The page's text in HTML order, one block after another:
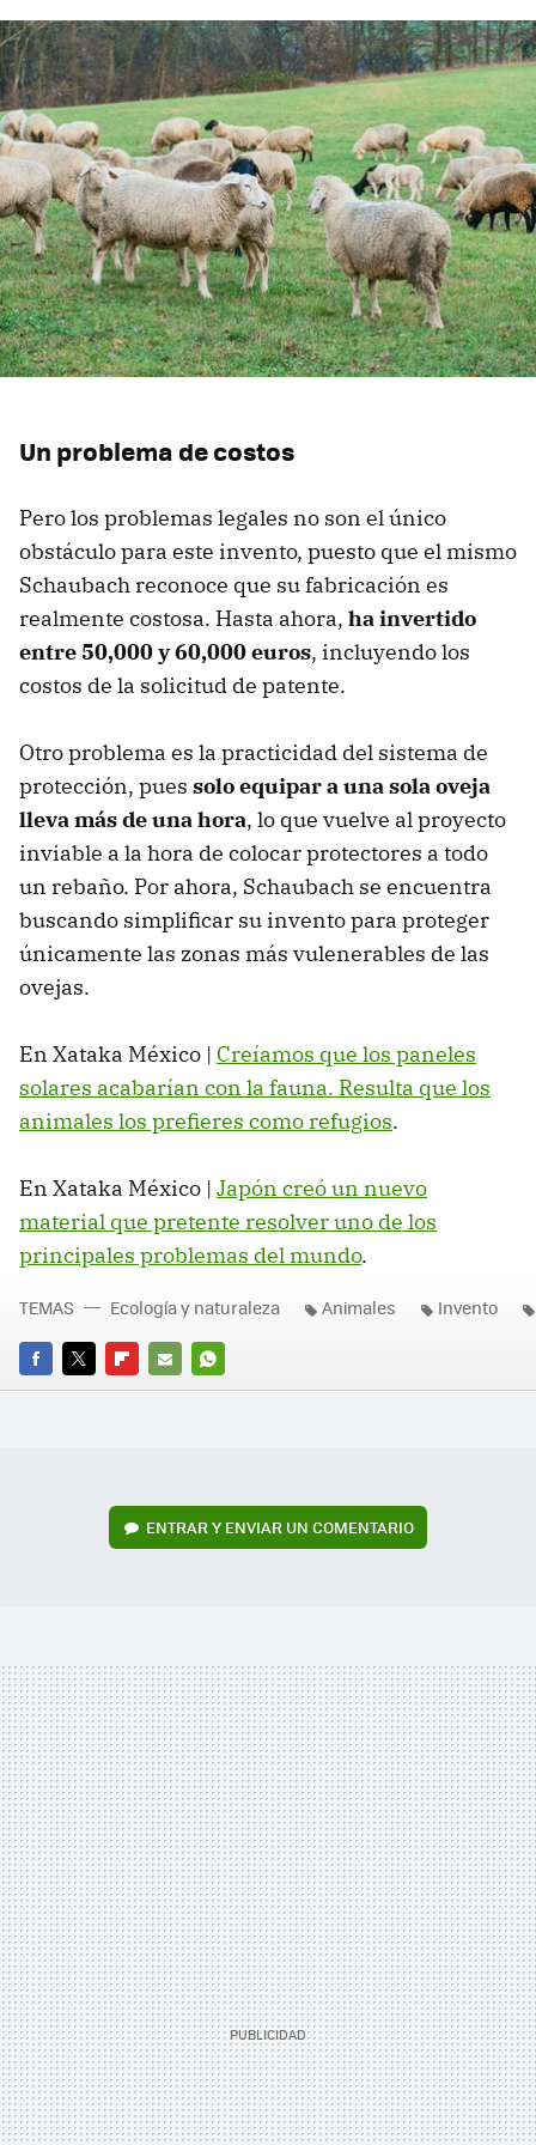
Un problema de costos
Pero los problemas legales no son el único
obstáculo para este invento, puesto que el mismo
Schaubach reconoce que su fabricación es
realmente costosa. Hasta ahora, ha invertido
entre 50,000 y 60,000 euros, incluyendo los
costos de la solicitud de patente.
Otro problema es la practicidad del sistema de
protección, pues solo equipar a una sola oveja
lleva más de una hora, lo que vuelve al proyecto
inviable a la hora de colocar protectores a todo
un rebaño. Por ahora, Schaubach se encuentra
buscando simplificar su invento para proteger
únicamente las zonas más vulenerables de las
ovejas.
En Xataka México | Creíamos que los paneles
solares acabarían con la fauna. Resulta que los
animales los prefieres como refugios.
En Xataka México | Japón creó un nuevo
material que pretente resolver uno de los
principales problemas del mundo.
FACEBOOK
TWITTERFLIPBOARD
E-
WHATSAPP
TEMAS Ecología y naturaleza Animales Invento
ENTRAR Y ENVIAR UN COMENTARIO